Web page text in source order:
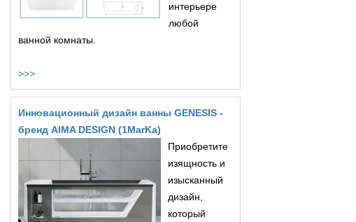
интерьере
любой
ванной комнаты.
>>>
Инновационный дизайн ванны GENESIS -
бренд AIMA DESIGN (1MarKa)
Приобретите
изящность и
изысканный
дизайн,
который